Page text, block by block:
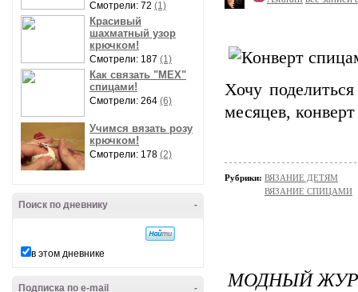
Смотрели: 72 (1)
Красивый
шахматный узор
крючком!
Смотрели: 187 (1)
Как связать "МЕХ"
спицами!
Смотрели: 264 (6)
Учимся вязать розу
крючком!
Смотрели: 178 (2)
-
Поиск по дневнику
в этом дневнике
-
Подписка по e-mail
Хочу
месяцев,
Рубрики: ВЯЗАНИЕ ДЕТЯМ
ВЯЗАНИЕ СПИЦАМИ
МОДНЫЙ